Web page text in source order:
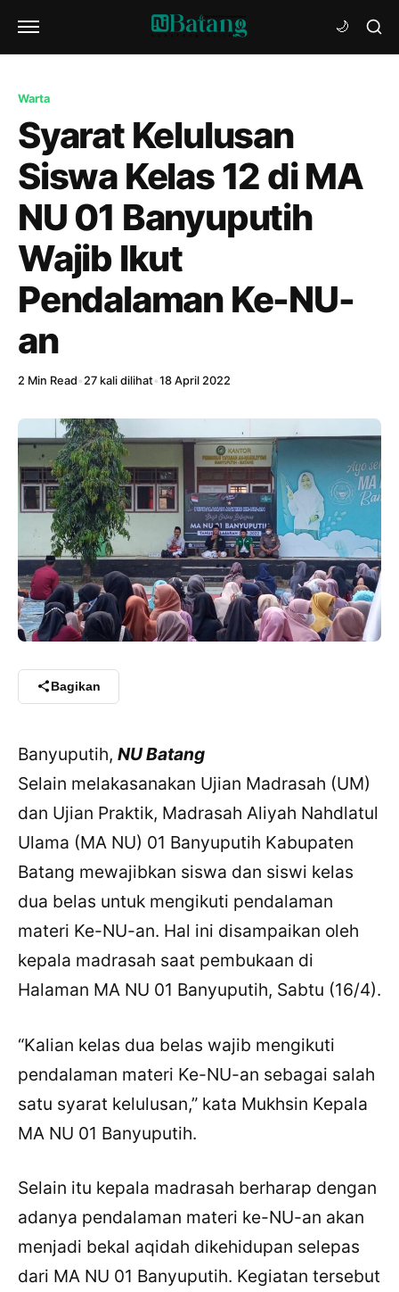
Warta
Syarat Kelulusan
Siswa Kelas 12 di MA
NU 01 Banyuputih
Wajib Ikut
Pendalaman Ke-NU-
an
2 Min Read •27 kali dilihat•18 April 2022
Bagikan
Banyuputih, NU Batang
Selain melakasanakan Ujian Madrasah (UM)
dan Ujian Praktik, Madrasah Aliyah Nahdlatul
Ulama (MA NU) 01 Banyuputih Kabupaten
Batang mewajibkan siswa dan siswi kelas
dua belas untuk mengikuti pendalaman
materi Ke-NU-an. Hal ini disampaikan oleh
kepala madrasah saat pembukaan di
Halaman MA NU 01 Banyuputih, Sabtu (16/4).
“Kalian kelas dua belas wajib mengikuti
pendalaman materi Ke-NU-an sebagai salah
satu syarat kelulusan,” kata Mukhsin Kepala
MA NU 01 Banyuputih.
Selain itu kepala madrasah berharap dengan
adanya pendalaman materi ke-NU-an akan
menjadi bekal aqidah dikehidupan selepas
dari MA NU 01 Banyuputih. Kegiatan tersebut